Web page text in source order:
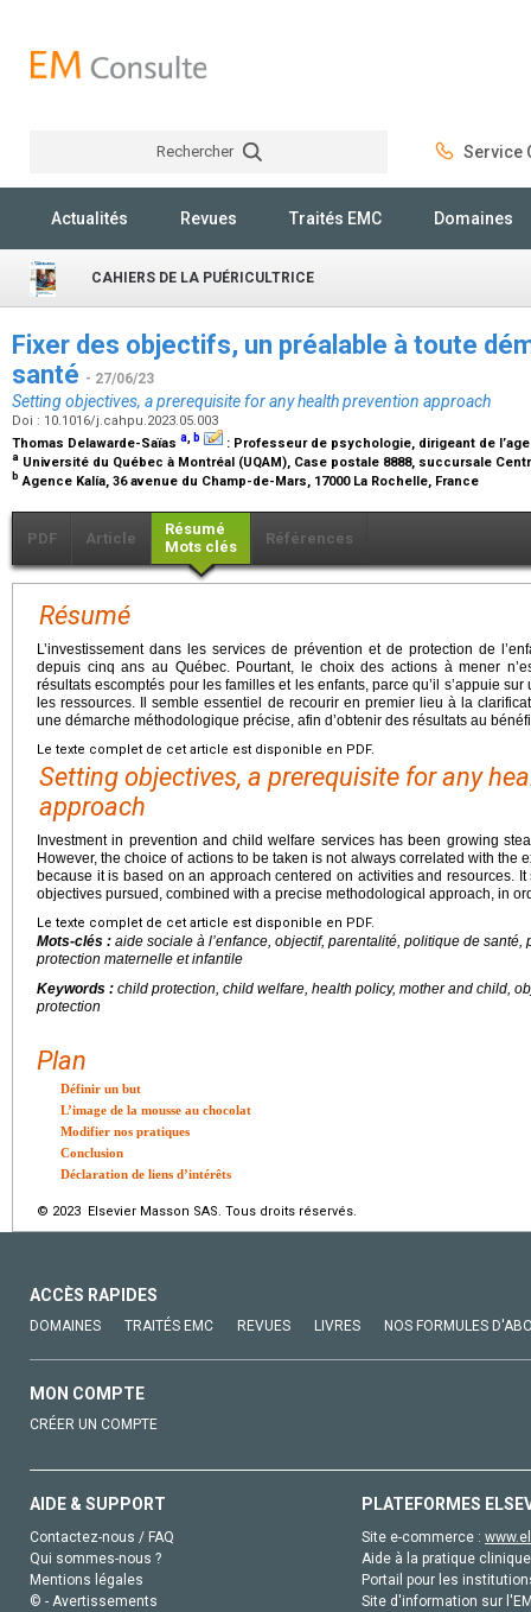
Rechercher Service
Actualités Revues Traités EMC Domaines
CAHIERS DE LA PUÉRICULTRICE
Fixer des objectifs, un préalable à toute
santé - 27/06/23
Setting objectives, a prerequisite for any health prevention approach
Doi : 10.1016/j.cahpu.2023.05.003
Thomas Delawarde-Saïas a, b : Professeur de psychologie, dirigeant de
a Université du Québec à Montréal (UQAM), Case postale 8888, succursale
b Agence Kalía, 36 avenue du Champ-de-Mars, 17000 La Rochelle, France
PDF Article
Résumé
Mots clés
Références
Résumé
L’investissement dans les services de prévention et de protection de
depuis cinq ans au Québec. Pourtant, le choix des actions à mener
résultats escomptés pour les familles et les enfants, parce qu’il s’appuie
les ressources. Il semble essentiel de recourir en premier lieu à la
une démarche méthodologique précise, afin d’obtenir des résultats au
Le texte complet de cet article est disponible en PDF.
Setting objectives, a prerequisite for any
approach
Investment in prevention and child welfare services has been growing
However, the choice of actions to be taken is not always correlated with the
because it is based on an approach centered on activities and resources.
objectives pursued, combined with a precise methodological approach, in
Le texte complet de cet article est disponible en PDF.
Mots-clés : aide sociale à l’enfance, objectif, parentalité, politique de santé,
protection maternelle et infantile
Keywords : child protection, child welfare, health policy, mother and child,
protection
Plan
Définir un but
L’image de la mousse au chocolat
Modifier nos pratiques
Conclusion
Déclaration de liens d’intérêts
© 2023 Elsevier Masson SAS. Tous droits réservés.
ACCÈS RAPIDES
DOMAINES TRAITÉS EMC REVUES LIVRES NOS FORMULES
MON COMPTE
CRÉER UN COMPTE
AIDE & SUPPORT
Contactez-nous / FAQ
Qui sommes-nous ?
Mentions légales
© - Avertissements
PLATEFORMES
Site e-commerce :
Aide à la pratique
Portail pour les
Site d'information sur